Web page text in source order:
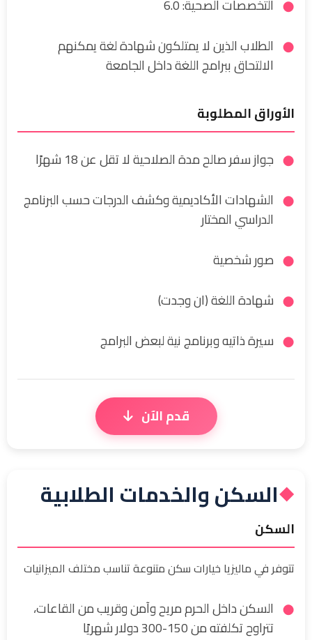
التخصصات الصحية: 6.0
الطلاب الذين لا يمتلكون شهادة لغة يمكنهم
الالتحاق ببرامج اللغة داخل الجامعة
الأوراق المطلوبة
جواز سفر صالح مدة الصلاحية لا تقل عن 18 شهرًا
الشهادات الأكاديمية وكشف الدرجات حسب البرنامج
الدراسي المختار
صور شخصية
شهادة اللغة (ان وجدت)
سيرة ذاتيه وبرنامج نية لبعض البرامج
قدم الآن
◆السكن والخدمات الطلابية
السكن
تتوفر في ماليزيا خيارات سكن متنوعة تناسب مختلف الميزانيات
السكن داخل الحرم مريح وآمن وقريب من القاعات،
تتراوح تكلفته من 150-300 دولار شهريًا